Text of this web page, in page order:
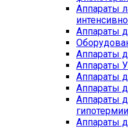
Аппараты
Аппараты
Аппараты
Аппараты
Аппараты
Аппараты
Аппараты
Аппараты